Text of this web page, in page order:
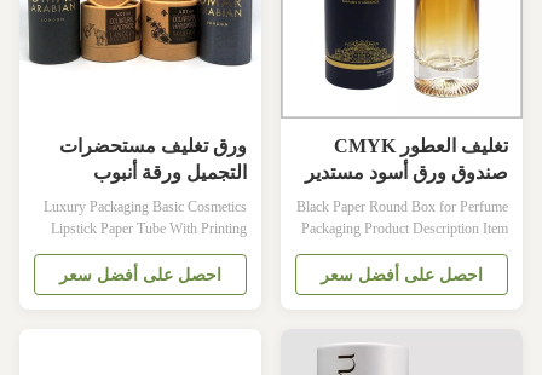
تغليف العطور CMYK
صندوق ورق أسود مستدير
مع إدراج EVA
Black Paper Round Box for Perfume
Packaging Product Description Item
Black Paper Round Box for Perfume
Packaging Cosmetic Tube Packaging
with EVA Insert Material Coated
etc Design Customer's Specific
احصل على أفضل سعر
ورق تغليف مستحضرات
التجميل ورقة أنبوب
التغليف الساتان إدراج
بطاقة المخملية
Luxury Packaging Basic Cosmetics
Lipstick Paper Tube With Printing
Gold Finished Box Packaging
Manufacturer Size Customized Color
CMYK, Pantone color, customized
احصل على أفضل سعر